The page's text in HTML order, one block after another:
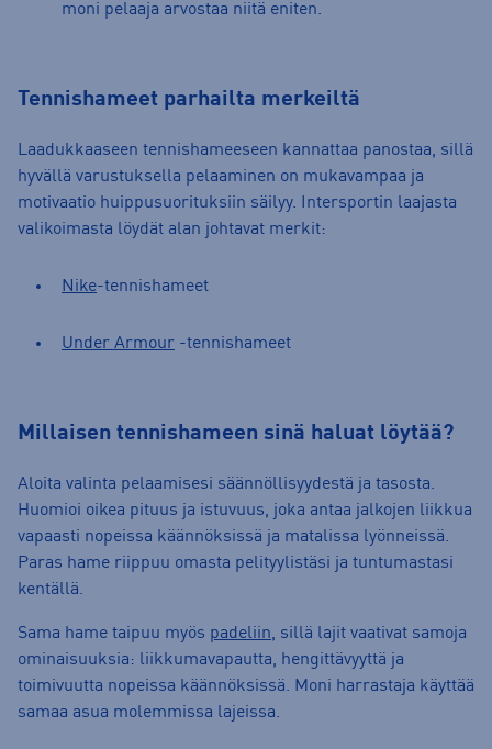
moni pelaaja arvostaa niitä eniten.
Tennishameet parhailta merkeiltä
Laadukkaaseen tennishameeseen kannattaa panostaa, sillä
hyvällä varustuksella pelaaminen on mukavampaa ja
motivaatio huippusuorituksiin säilyy. Intersportin laajasta
valikoimasta löydät alan johtavat merkit:
Nike-tennishameet
Under Armour -tennishameet
Millaisen tennishameen sinä haluat löytää?
Aloita valinta pelaamisesi säännöllisyydestä ja tasosta.
Huomioi oikea pituus ja istuvuus, joka antaa jalkojen liikkua
vapaasti nopeissa käännöksissä ja matalissa lyönneissä.
Paras hame riippuu omasta pelityylistäsi ja tuntumastasi
kentällä.
Sama hame taipuu myös padeliin, sillä lajit vaativat samoja
ominaisuuksia: liikkumavapautta, hengittävyyttä ja
toimivuutta nopeissa käännöksissä. Moni harrastaja käyttää
samaa asua molemmissa lajeissa.